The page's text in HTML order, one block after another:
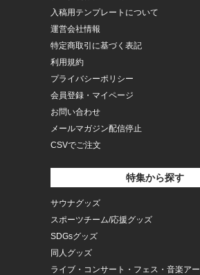
入稿用テンプレートについて
運営会社情報
特定商取引に基づく表記
利用規約
プライバシーポリシー
会員登録・マイページ
お問い合わせ
メールマガジン配信停止
CSVでご注文
特集から探す
サウナグッズ
スポーツチーム/応援グッズ
SDGsグッズ
同人グッズ
ライブ・コンサート・フェス・音楽ア